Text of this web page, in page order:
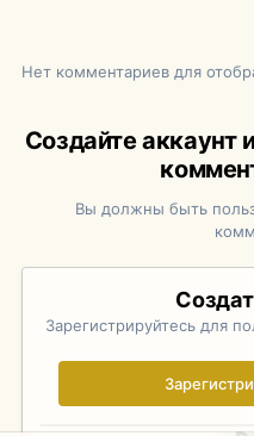
Нет комментариев для
Создайте аккаунт
Вы должны быть
Зарегистрируйтесь для